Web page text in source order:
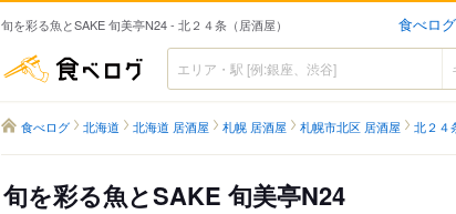
旬を彩る魚とSAKE 旬美亭N24 - 北２４条（居酒屋） 食べロ
食べログ
食べログ 北海道 北海道 居酒屋 札幌 居酒屋 札幌市北区 居酒屋 北２４
旬を彩る魚とSAKE 旬美亭N24